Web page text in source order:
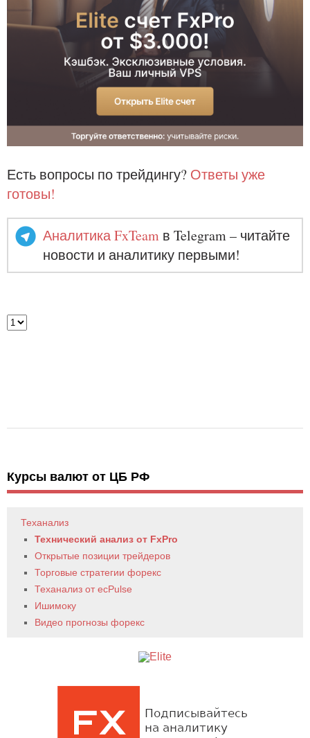
Есть вопросы по трейдингу? Ответы уже
готовы!
Аналитика FxTeam в Telegram – читайте
новости и аналитику первыми!
Курсы валют от ЦБ РФ
Теханализ
Технический анализ от FxPro
Открытые позиции трейдеров
Торговые стратегии форекс
Теханализ от ecPulse
Ишимоку
Видео прогнозы форекс